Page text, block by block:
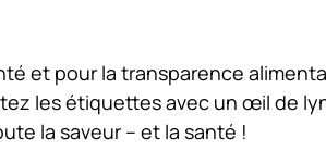
et pour la transparence
les étiquettes avec un œil de
la saveur – et la santé !